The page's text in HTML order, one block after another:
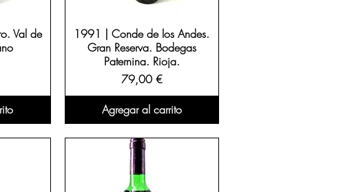
Val de
1991 | Conde de los Andes.
Gran Reserva. Bodegas
Paternina. Rioja.
Precio
79,00 €
Agregar al carrito